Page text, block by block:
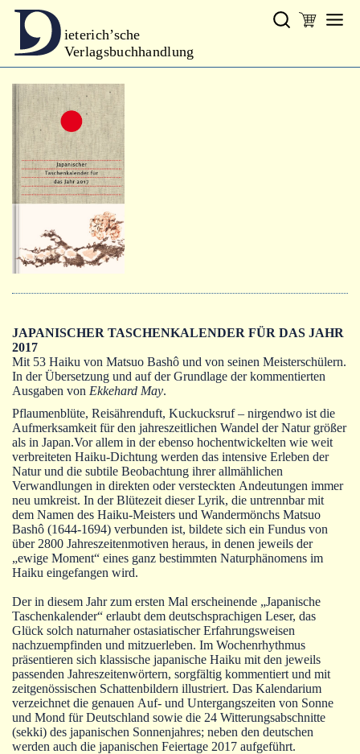
ieterich’sche
Verlagsbuchhandlung
Handbibliothek Dieterich
Bibliophilia
Autoren
Warenkorb
JAPANISCHER TASCHENKALENDER FÜR DAS JAHR
2017
Mit 53 Haiku von Matsuo Bashô und von seinen Meisterschülern.
In der Übersetzung und auf der Grundlage der kommentierten
Ausgaben von Ekkehard May.
Pflaumenblüte, Reisährenduft, Kuckucksruf – nirgendwo ist die
Aufmerksamkeit für den jahreszeitlichen Wandel der Natur größer
als in Japan.Vor allem in der ebenso hochentwickelten wie weit
verbreiteten Haiku-Dichtung werden das intensive Erleben der
Natur und die subtile Beobachtung ihrer allmählichen
Verwandlungen in direkten oder versteckten Andeutungen immer
neu umkreist. In der Blütezeit dieser Lyrik, die untrennbar mit
dem Namen des Haiku-Meisters und Wandermönchs Matsuo
Bashô (1644-1694) verbunden ist, bildete sich ein Fundus von
über 2800 Jahreszeitenmotiven heraus, in denen jeweils der
„ewige Moment“ eines ganz bestimmten Naturphänomens im
Haiku eingefangen wird.
Der in diesem Jahr zum ersten Mal erscheinende „Japanische
Taschenkalender“ erlaubt dem deutschsprachigen Leser, das
Glück solch naturnaher ostasiatischer Erfahrungsweisen
nachzuempfinden und mitzuerleben. Im Wochenrhythmus
präsentieren sich klassische japanische Haiku mit den jeweils
passenden Jahreszeitenwörtern, sorgfältig kommentiert und mit
zeitgenössischen Schattenbildern illustriert. Das Kalendarium
verzeichnet die genauen Auf- und Untergangszeiten von Sonne
und Mond für Deutschland sowie die 24 Witterungsabschnitte
(sekki) des japanischen Sonnenjahres; neben den deutschen
werden auch die japanischen Feiertage 2017 aufgeführt.